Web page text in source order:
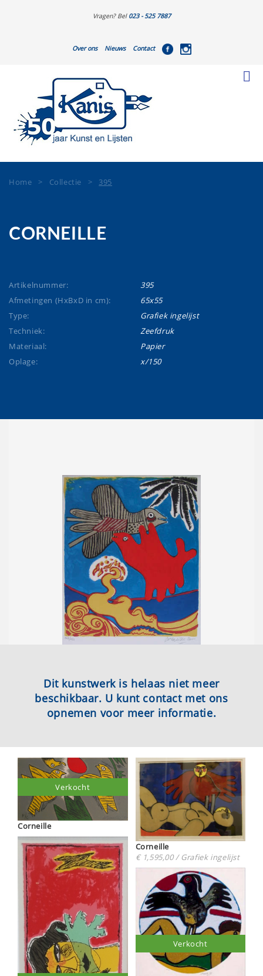
Vragen? Bel 023 - 525 7887
Over ons Nieuws Contact
Home > Collectie > 395
CORNEILLE
Artikelnummer:
395
Afmetingen (HxBxD in cm):
65x55
Type:
Grafiek ingelijst
Techniek:
Zeefdruk
Materiaal:
Papier
Oplage:
x/150
Dit kunstwerk is helaas niet meer
beschikbaar. U kunt contact met ons
opnemen voor meer informatie.
Corneille
Verkocht
Corneille
€ 1,595,00 / Grafiek ingelijst
Verkocht